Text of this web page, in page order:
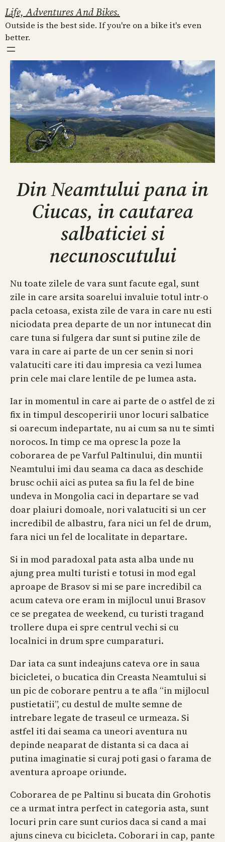
Skip
to
content
Life, Adventures And Bikes.
Outside is the best side. If you're on a bike it's even
better.
Din Neamtului pana in
Ciucas, in cautarea
salbaticiei si
necunoscutului
Nu toate zilele de vara sunt facute egal, sunt
zile in care arsita soarelui invaluie totul intr-o
pacla cetoasa, exista zile de vara in care nu esti
niciodata prea departe de un nor intunecat din
care tuna si fulgera dar sunt si putine zile de
vara in care ai parte de un cer senin si nori
valatuciti care iti dau impresia ca vezi lumea
prin cele mai clare lentile de pe lumea asta.
Iar in momentul in care ai parte de o astfel de zi
fix in timpul descoperirii unor locuri salbatice
si oarecum indepartate, nu ai cum sa nu te simti
norocos. In timp ce ma opresc la poze la
coborarea de pe Varful Paltinului, din muntii
Neamtului imi dau seama ca daca as deschide
brusc ochii aici as putea sa fiu la fel de bine
undeva in Mongolia caci in departare se vad
doar plaiuri domoale, nori valatuciti si un cer
incredibil de albastru, fara nici un fel de drum,
fara nici un fel de localitate in departare.
Si in mod paradoxal pata asta alba unde nu
ajung prea multi turisti e totusi in mod egal
aproape de Brasov si mi se pare incredibil ca
acum cateva ore eram in mijlocul unui Brasov
ce se pregatea de weekend, cu turisti tragand
trollere dupa ei spre centrul vechi si cu
localnici in drum spre cumparaturi.
Dar iata ca sunt indeajuns cateva ore in saua
bicicletei, o bucatica din Creasta Neamtului si
un pic de coborare pentru a te afla “in mijlocul
pustietatii”, cu destul de multe semne de
intrebare legate de traseul ce urmeaza. Si
astfel iti dai seama ca uneori aventura nu
depinde neaparat de distanta si ca daca ai
putina imaginatie si curaj poti gasi o farama de
aventura aproape oriunde.
Coborarea de pe Paltinu si bucata din Grohotis
ce a urmat intra perfect in categoria asta, sunt
locuri prin care sunt curios daca si cand a mai
ajuns cineva cu bicicleta. Coborari in cap, pante